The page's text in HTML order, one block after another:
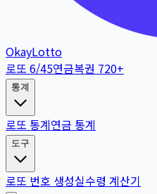
OkayLotto
로또 6/45연금복권 720+
통계
로또 통계연금 통계
도구
로또 번호 생성실수령 계산기